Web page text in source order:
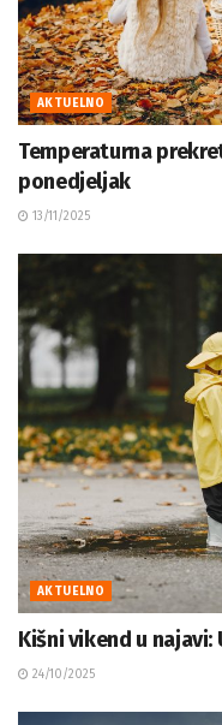
AKTUELNO
Temperaturna
ponedjeljak
13/11/2025
AKTUELNO
Kišni vikend u
24/10/2025